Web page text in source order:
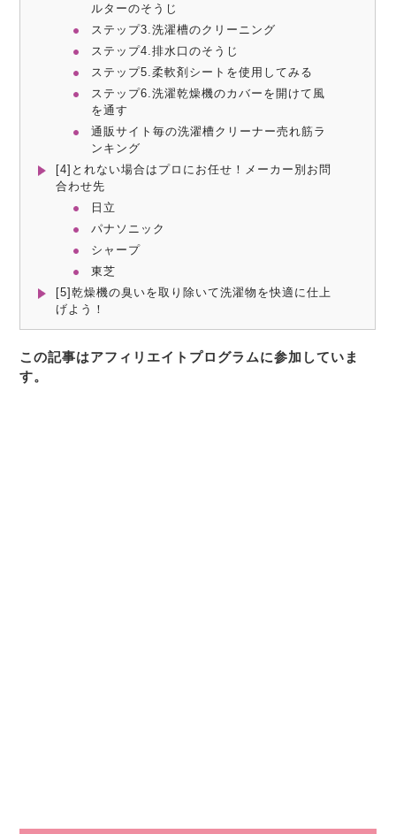
ルターのそうじ
ステップ3.洗濯槽のクリーニング
ステップ4.排水口のそうじ
ステップ5.柔軟剤シートを使用してみる
ステップ6.洗濯乾燥機のカバーを開けて風
を通す
通販サイト毎の洗濯槽クリーナー売れ筋ラ
ンキング
[4]とれない場合はプロにお任せ！メーカー別お問
合わせ先
日立
パナソニック
シャープ
東芝
[5]乾燥機の臭いを取り除いて洗濯物を快適に仕上
げよう！
この記事はアフィリエイトプログラムに参加していま
す。